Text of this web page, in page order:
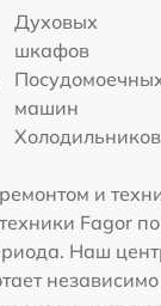
Духовых
шкафов
машин
Холодильников
и
Fagor
Наш